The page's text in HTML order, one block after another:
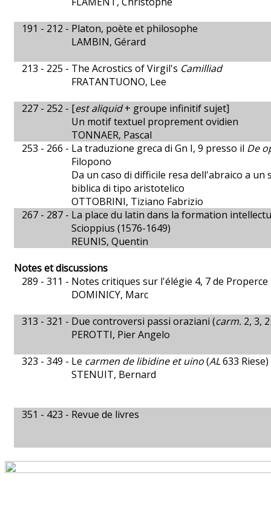
191 - 212 - Platon, poète et philosophe
LAMBIN, Gérard
213 - 225 - The Acrostics of Virgil's Camilliad
FRATANTUONO, Lee
227 - 252 - [est aliquid+ groupe infinitif sujet]
Un motif textuel proprement ovidien
TONNAER, Pascal
253 - 266 - La traduzione greca di Gn I, 9 presso il De
Filopono
Da un caso di difficile resa dell'abraico a un
biblica di tipo aristotelico
OTTOBRINI, Tiziano Fabrizio
267 - 287 - La place du latin dans la formation
Scioppius (1576-1649)
REUNIS, Quentin
Notes et discussions
289 - 311 - Notes critiques sur l'élégie 4, 7 de Properce
DOMINICY, Marc
313 - 321 - Due controversi passi oraziani (carm. 2, 3,
PEROTTI, Pier Angelo
323 - 349 - Le carmen de libidine et uino(AL633
STENUIT, Bernard
351 - 423 - Revue de livres